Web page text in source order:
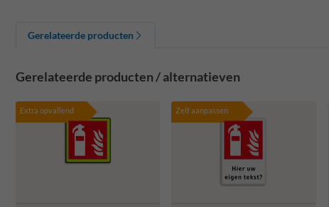
Gerelateerde producten
Gerelateerde producten / alternatieven
Extra opvallend Zelf aanpassen